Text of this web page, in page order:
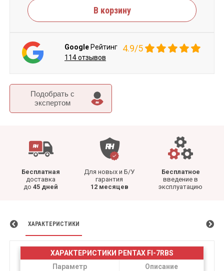
Подобрать c
экспертом
Бесплатная
доставка
до 45 дней
Для новых и Б/У
гарантия
12 месяцев
Бесплатное
введение в
эксплуатацию
В корзину
Google Рейтинг 4.9/5
114 отзывов
ХАРАКТЕРИСТИКИ
ХАРАКТЕРИСТИКИ PENTAX FI-7RBS
Параметр
Описание